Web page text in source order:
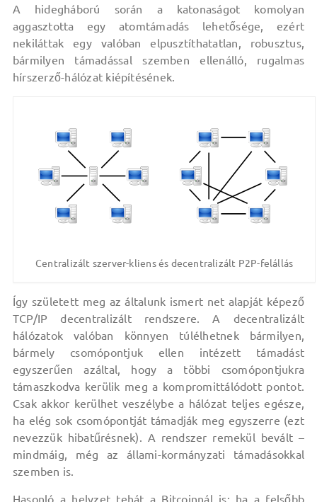
A hidegháború során a katonaságot komolyan
aggasztotta egy atomtámadás lehetősége, ezért
nekiláttak egy valóban elpusztíthatatlan, robusztus,
bármilyen támadással szemben ellenálló, rugalmas
hírszerző-hálózat kiépítésének.
Centralizált szerver-kliens és decentralizált P2P-felállás
Így született meg az általunk ismert net alapját képező
TCP/IP decentralizált rendszere. A decentralizált
hálózatok valóban könnyen túlélhetnek bármilyen,
bármely csomópontjuk ellen intézett támadást
egyszerűen azáltal, hogy a többi csomópontjukra
támaszkodva kerülik meg a kompromittálódott pontot.
Csak akkor kerülhet veszélybe a hálózat teljes egésze,
ha elég sok csomópontját támadják meg egyszerre (ezt
nevezzük hibatűrésnek). A rendszer remekül bevált –
mindmáig, még az állami-kormányzati támadásokkal
szemben is.
Hasonló a helyzet tehát a Bitcoinnál is: ha a felsőbb